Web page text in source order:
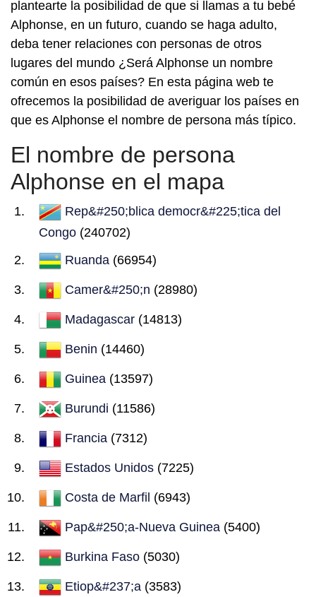
plantearte la posibilidad de que si llamas a tu bebé
Alphonse, en un futuro, cuando se haga adulto,
deba tener relaciones con personas de otros
lugares del mundo ¿Será Alphonse un nombre
común en esos países? En esta página web te
ofrecemos la posibilidad de averiguar los países en
que es Alphonse el nombre de persona más típico.
El nombre de persona
Alphonse en el mapa
Rep&#250;blica democr&#225;tica del
Congo (240702)
Ruanda (66954)
Camer&#250;n (28980)
Madagascar (14813)
Benin (14460)
Guinea (13597)
Burundi (11586)
Francia (7312)
Estados Unidos (7225)
Costa de Marfil (6943)
Pap&#250;a-Nueva Guinea (5400)
Burkina Faso (5030)
Etiop&#237;a (3583)